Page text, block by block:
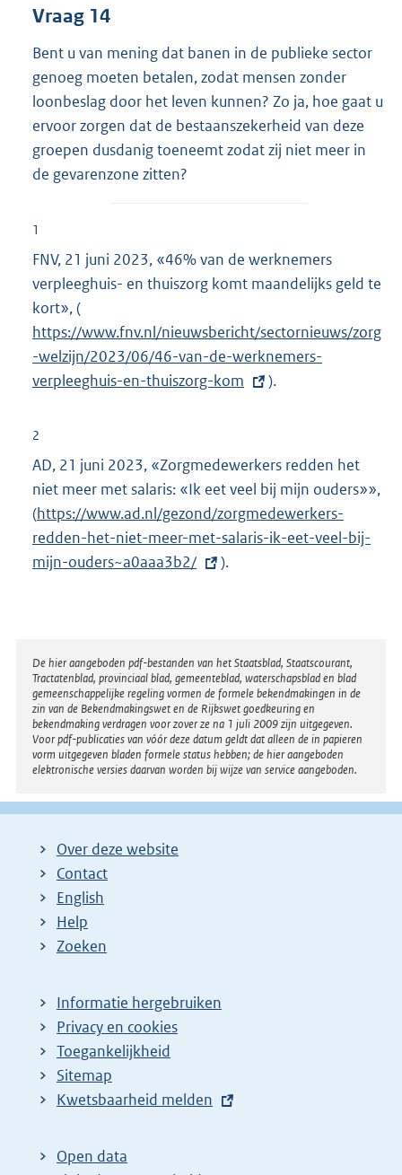
Vraag 14
Bent u van mening dat banen in de publieke sector
genoeg moeten betalen, zodat mensen zonder
loonbeslag door het leven kunnen? Zo ja, hoe gaat u
ervoor zorgen dat de bestaanszekerheid van deze
groepen dusdanig toeneemt zodat zij niet meer in
de gevarenzone zitten?
1
FNV, 21 juni 2023, «46% van de werknemers
verpleeghuis- en thuiszorg komt maandelijks geld te
kort», (
x
t
e
l
n
k
:
https://www.fnv.nl/nieuwsbericht/sectornieuws/zorg
-welzijn/2023/06/46-van-de-werknemers-
verpleeghuis-en-thuiszorg-kom
).
2
AD, 21 juni 2023, «Zorgmedewerkers redden het
niet meer met salaris: «Ik eet veel bij mijn ouders»»,
(E
x
t
e
l
i
n
k
:
https://www.ad.nl/gezond/zorgmedewerkers-
redden-het-niet-meer-met-salaris-ik-eet-veel-bij-
mijn-ouders~a0aaa3b2/
).
Disclaimer
De hier aangeboden pdf-bestanden van het Staatsblad, Staatscourant,
Tractatenblad, provinciaal blad, gemeenteblad, waterschapsblad en blad
gemeenschappelijke regeling vormen de formele bekendmakingen in de
zin van de Bekendmakingswet en de Rijkswet goedkeuring en
bekendmaking verdragen voor zover ze na 1 juli 2009 zijn uitgegeven.
Voor pdf-publicaties van vóór deze datum geldt dat alleen de in papieren
vorm uitgegeven bladen formele status hebben; de hier aangeboden
elektronische versies daarvan worden bij wijze van service aangeboden.
Over deze website
Contact
English
Help
Zoeken
Informatie hergebruiken
Privacy en cookies
Toegankelijkheid
Sitemap
E
t
Kwetsbaarheid melden
Open data